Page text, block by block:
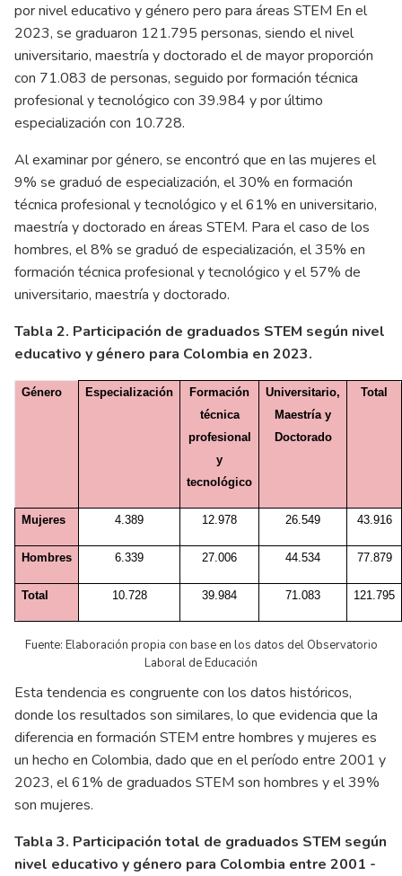
por nivel educativo y género pero para áreas STEM En el
2023, se graduaron 121.795 personas, siendo el nivel
universitario, maestría y doctorado el de mayor proporción
con 71.083 de personas, seguido por formación técnica
profesional y tecnológico con 39.984 y por último
especialización con 10.728.
Al examinar por género, se encontró que en las mujeres el
9% se graduó de especialización, el 30% en formación
técnica profesional y tecnológico y el 61% en universitario,
maestría y doctorado en áreas STEM. Para el caso de los
hombres, el 8% se graduó de especialización, el 35% en
formación técnica profesional y tecnológico y el 57% de
universitario, maestría y doctorado.
Tabla 2. Participación de graduados STEM según nivel
educativo y género para Colombia en 2023.
Género Especialización
Formación
técnica
profesional
y
tecnológico
Universitario,
Maestría y
Doctorado
Total
Mujeres 4.389 12.978 26.549 43.916
Hombres 6.339 27.006 44.534 77.879
Total 10.728 39.984 71.083 121.795
Fuente: Elaboración propia con base en los datos del Observatorio
Laboral de Educación
Esta tendencia es congruente con los datos históricos,
donde los resultados son similares, lo que evidencia que la
diferencia en formación STEM entre hombres y mujeres es
un hecho en Colombia, dado que en el período entre 2001 y
2023, el 61% de graduados STEM son hombres y el 39%
son mujeres.
Tabla 3. Participación total de graduados STEM según
nivel educativo y género para Colombia entre 2001 -